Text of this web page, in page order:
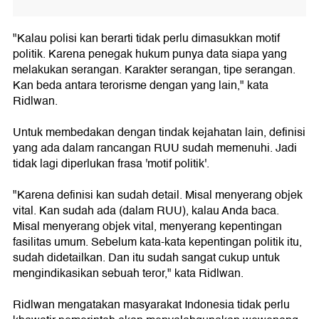
"Kalau polisi kan berarti tidak perlu dimasukkan motif
politik. Karena penegak hukum punya data siapa yang
melakukan serangan. Karakter serangan, tipe serangan.
Kan beda antara terorisme dengan yang lain," kata
Ridlwan.
Untuk membedakan dengan tindak kejahatan lain, definisi
yang ada dalam rancangan RUU sudah memenuhi. Jadi
tidak lagi diperlukan frasa 'motif politik'.
"Karena definisi kan sudah detail. Misal menyerang objek
vital. Kan sudah ada (dalam RUU), kalau Anda baca.
Misal menyerang objek vital, menyerang kepentingan
fasilitas umum. Sebelum kata-kata kepentingan politik itu,
sudah didetailkan. Dan itu sudah sangat cukup untuk
mengindikasikan sebuah teror," kata Ridlwan.
Ridlwan mengatakan masyarakat Indonesia tidak perlu